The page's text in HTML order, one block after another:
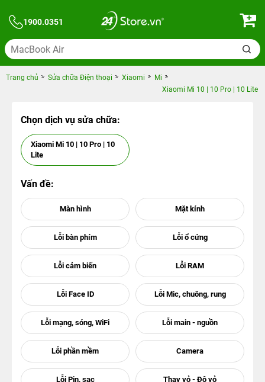
1900.0351
Trang chủ Sửa chữa Điện thoại Xiaomi
Mi
Xiaomi Mi 10 | 10 Pro | 10 Lite
Chọn dịch vụ sửa chữa:
Xiaomi Mi 10 | 10 Pro | 10
Lite
Vấn đề: